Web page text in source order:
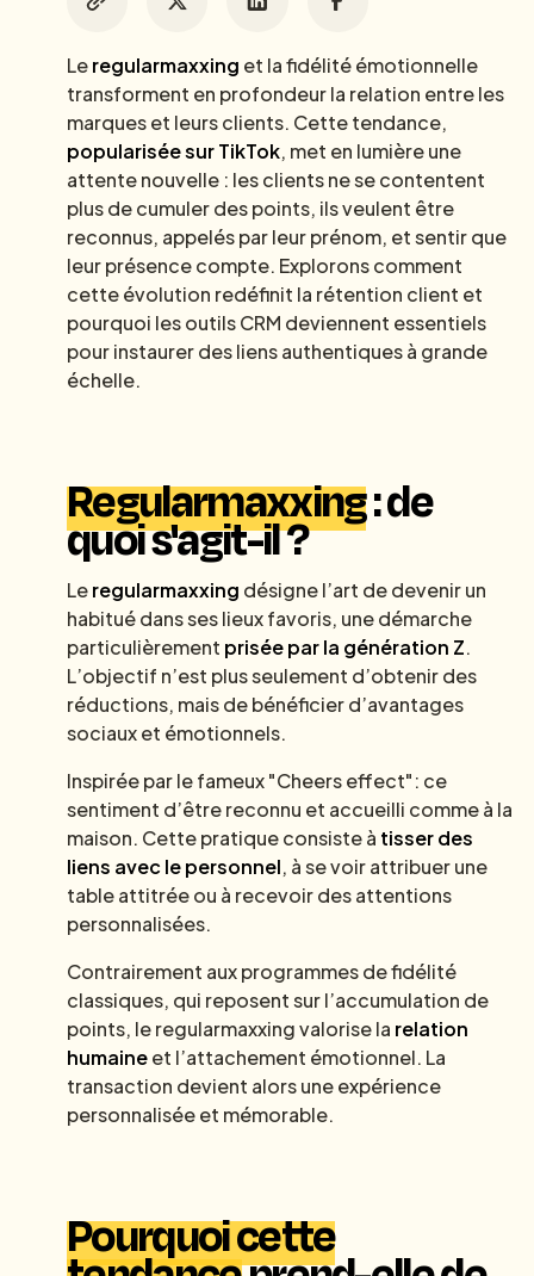
Leregularmaxxing et la fidélité émotionnelle
transforment en profondeur la relation entre les
marques et leurs clients. Cette tendance,
popularisée sur TikTok, met en lumière une
attente nouvelle : les clients ne se contentent
plus de cumuler des points, ils veulent être
reconnus, appelés par leur prénom, et sentir que
leur présence compte. Explorons comment
cette évolution redéfinit la rétention client et
pourquoi les outils CRM deviennent essentiels
pour instaurer des liens authentiques à grande
échelle.
Regularmaxxing: de
quoi s'agit-il ?
Leregularmaxxing désigne l’art de devenir un
habitué dans ses lieux favoris, une démarche
particulièrement prisée par la génération Z.
L’objectif n’est plus seulement d’obtenir des
réductions, mais de bénéficier d’avantages
sociaux et émotionnels.
Inspirée par le fameux "Cheers effect": ce
sentiment d’être reconnu et accueilli comme à la
maison. Cette pratique consiste à tisser des
liens avec le personnel, à se voir attribuer une
table attitrée ou à recevoir des attentions
personnalisées.
Contrairement aux programmes de fidélité
classiques, qui reposent sur l’accumulation de
points, le regularmaxxing valorise la relation
humaineet l’attachement émotionnel. La
transaction devient alors une expérience
personnalisée et mémorable.
Pourquoi cette